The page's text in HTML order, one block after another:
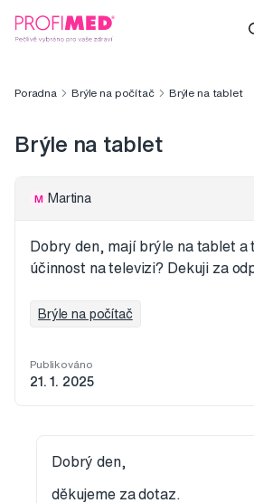
Poradna Brýle na počítač Brýle na tablet
Brýle na tablet
M Martina
Dobry den, mají brýle na tablet a
účinnost na televizi? Dekuji za
Brýle na počítač
Publikováno
21. 1. 2025
Dobrý den,
děkujeme za dotaz.